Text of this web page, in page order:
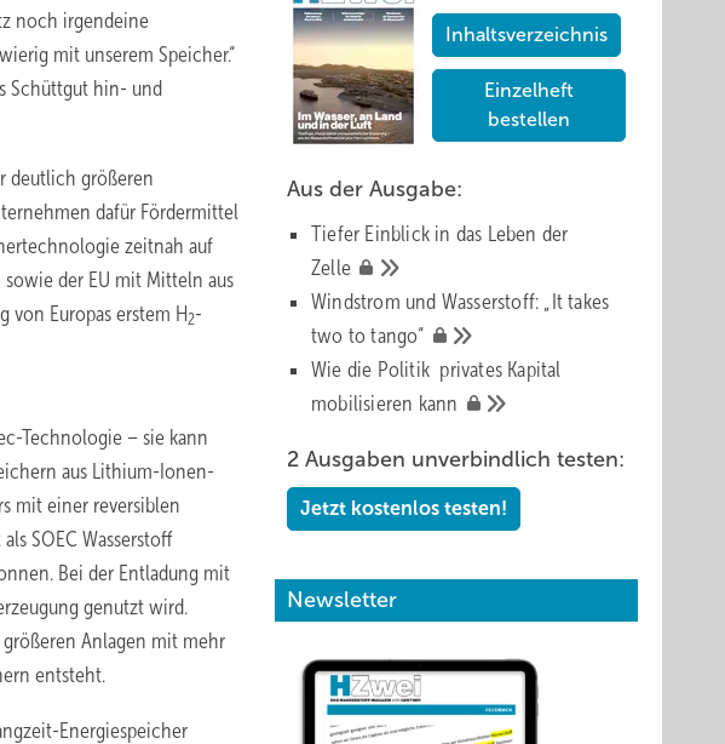
noch irgendeine
mit unserem Speicher.“
Schüttgut hin- und
deutlich größeren
dafür Fördermittel
zeitnah auf
der EU mit Mitteln aus
von Europas erstem H2-
Technologie – sie kann
aus Lithium-Ionen-
mit einer reversiblen
SOEC Wasserstoff
Bei der Entladung mit
genutzt wird.
größeren Anlagen mit mehr
entsteht.
Energiespeicher
Inhaltsverzeichnis
Einzelheft
bestellen
Aus der Ausgabe:
Tiefer Einblick in das Leben der
Zelle
Windstrom und Wasserstoff: „It takes
two totango“
Wie die Politik privates Kapital
mobilisieren kann
2 Ausgaben unverbindlich testen:
Jetzt kostenlos testen!
Newsletter